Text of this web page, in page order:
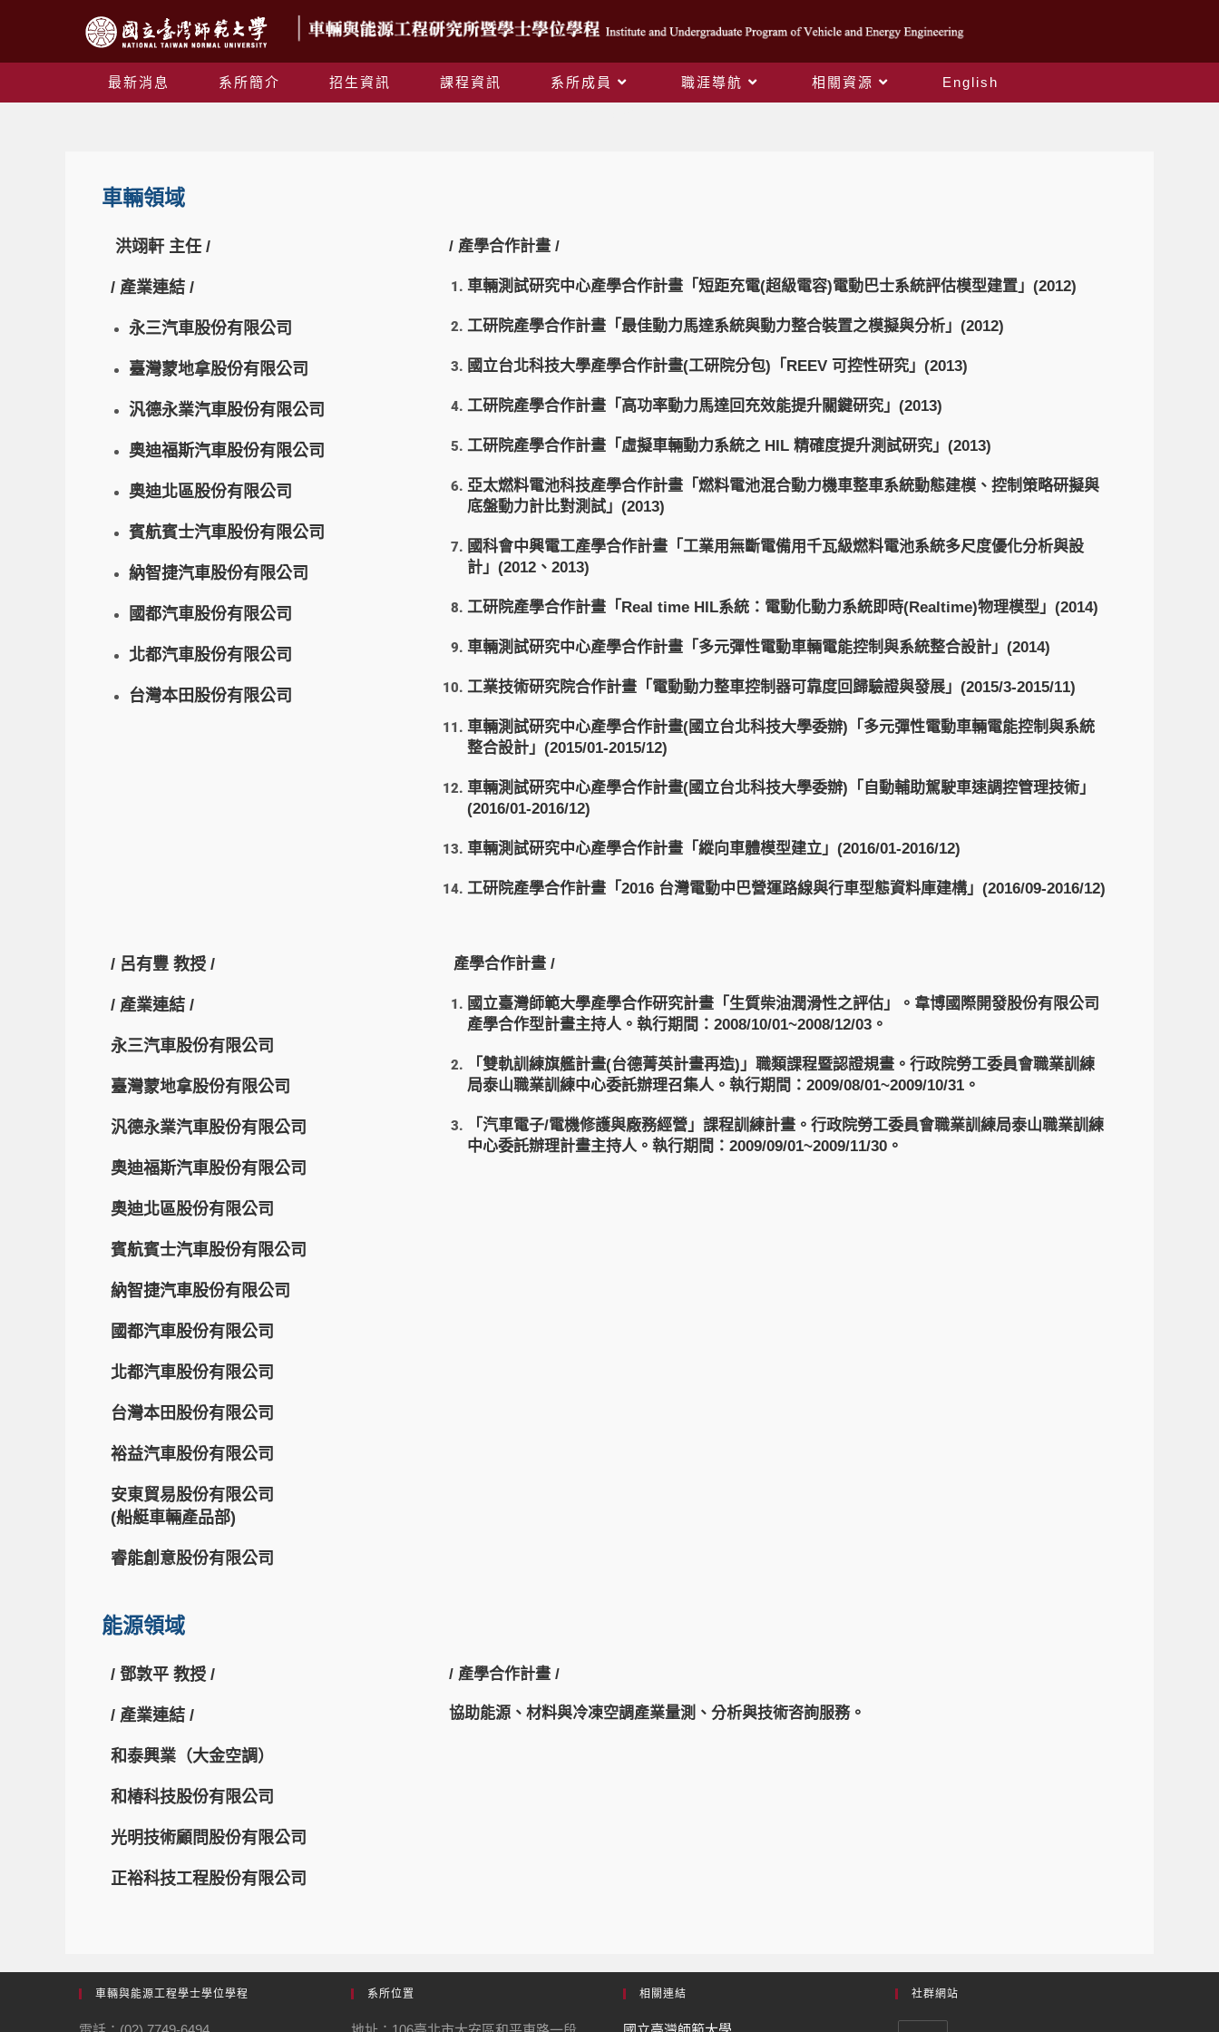
最新消息 系所簡介 招生資訊 課程資訊 系所成員 職涯導航 相關資源
English
車輛領域
洪翊軒 主任 /
/ 產業連結 /
永三汽車股份有限公司
臺灣蒙地拿股份有限公司
汎德永業汽車股份有限公司
奧迪福斯汽車股份有限公司
奧迪北區股份有限公司
賓航賓士汽車股份有限公司
納智捷汽車股份有限公司
國都汽車股份有限公司
北都汽車股份有限公司
台灣本田股份有限公司
/ 產學合作計畫 /
車輛測試研究中心產學合作計畫「短距充電(超級電容)電動巴士系統評估模型建置」(2012)
工研院產學合作計畫「最佳動力馬達系統與動力整合裝置之模擬與分析」(2012)
國立台北科技大學產學合作計畫(工研院分包)「REEV 可控性研究」(2013)
工研院產學合作計畫「高功率動力馬達回充效能提升關鍵研究」(2013)
工研院產學合作計畫「虛擬車輛動力系統之 HIL 精確度提升測試研究」(2013)
亞太燃料電池科技產學合作計畫「燃料電池混合動力機車整車系統動態建模、控制策略研擬與
底盤動力計比對測試」(2013)
國科會中興電工產學合作計畫「工業用無斷電備用千瓦級燃料電池系統多尺度優化分析與設
計」(2012、2013)
工研院產學合作計畫「Real time HIL系統：電動化動力系統即時(Realtime)物理模型」(2014)
車輛測試研究中心產學合作計畫「多元彈性電動車輛電能控制與系統整合設計」(2014)
工業技術研究院合作計畫「電動動力整車控制器可靠度回歸驗證與發展」(2015/3-2015/11)
車輛測試研究中心產學合作計畫(國立台北科技大學委辦)「多元彈性電動車輛電能控制與系統
整合設計」(2015/01-2015/12)
車輛測試研究中心產學合作計畫(國立台北科技大學委辦)「自動輔助駕駛車速調控管理技術」
(2016/01-2016/12)
車輛測試研究中心產學合作計畫「縱向車體模型建立」(2016/01-2016/12)
工研院產學合作計畫「2016 台灣電動中巴營運路線與行車型態資料庫建構」(2016/09-2016/12)
/ 呂有豐 教授 /
/ 產業連結 /
永三汽車股份有限公司
臺灣蒙地拿股份有限公司
汎德永業汽車股份有限公司
奧迪福斯汽車股份有限公司
奧迪北區股份有限公司
賓航賓士汽車股份有限公司
納智捷汽車股份有限公司
國都汽車股份有限公司
北都汽車股份有限公司
台灣本田股份有限公司
裕益汽車股份有限公司
安東貿易股份有限公司
(船艇車輛產品部)
睿能創意股份有限公司
產學合作計畫 /
國立臺灣師範大學產學合作研究計畫「生質柴油潤滑性之評估」。韋博國際開發股份有限公司
產學合作型計畫主持人。執行期間：2008/10/01~2008/12/03。
「雙軌訓練旗艦計畫(台德菁英計畫再造)」職類課程暨認證規畫。行政院勞工委員會職業訓練
局泰山職業訓練中心委託辦理召集人。執行期間：2009/08/01~2009/10/31。
「汽車電子/電機修護與廠務經營」課程訓練計畫。行政院勞工委員會職業訓練局泰山職業訓練
中心委託辦理計畫主持人。執行期間：2009/09/01~2009/11/30。
能源領域
/ 鄧敦平 教授 /
/ 產業連結 /
和泰興業（大金空調）
和椿科技股份有限公司
光明技術顧問股份有限公司
正裕科技工程股份有限公司
/ 產學合作計畫 /
協助能源、材料與冷凍空調產業量測、分析與技術咨詢服務。
車輛與能源工程學士學位學程 系所位置 相關連結 社群網站